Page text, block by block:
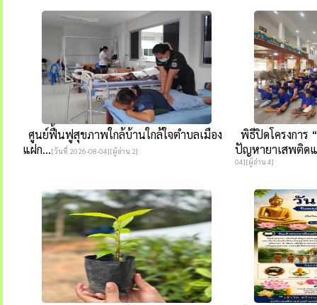
ศูนย์ฟื้นฟูสุขภาพใกล้บ้านใกล้ใจตำบลเมือง
แฝก...[วันที่ 2026-08-04][ผู้อ่าน 2]
พิธีปิดโครงการ
ปัญหายาเสพติด
04][ผู้อ่าน 4]